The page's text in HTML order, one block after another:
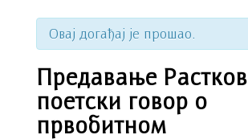
Овај догађај је прошао.
Предавање Растков
поетски говор о
првобитном